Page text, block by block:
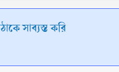
সাব্যস্ত করি